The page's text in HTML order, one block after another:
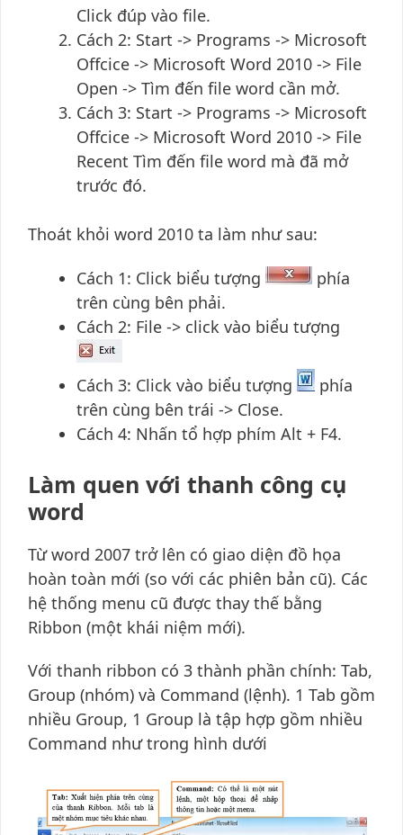
Click đúp vào file.
Cách 2: Start -> Programs -> Microsoft
Offcice -> Microsoft Word 2010 -> File
Open -> Tìm đến file word cần mở.
Cách 3: Start -> Programs -> Microsoft
Offcice -> Microsoft Word 2010 -> File
Recent Tìm đến file word mà đã mở
trước đó.
Thoát khỏi word 2010 ta làm như sau:
Cách 1: Click biểu tượng
phía
trên cùng bên phải.
Cách 2: File -> click vào biểu tượng
Cách 3: Click vào biểu tượng
phía
trên cùng bên trái -> Close.
Cách 4: Nhấn tổ hợp phím Alt + F4.
Làm quen với thanh công cụ
word
Từ word 2007 trở lên có giao diện đồ họa
hoàn toàn mới (so với các phiên bản cũ). Các
hệ thống menu cũ được thay thế bằng
Ribbon (một khái niệm mới).
Với thanh ribbon có 3 thành phần chính: Tab,
Group (nhóm) và Command (lệnh). 1 Tab gồm
nhiều Group, 1 Group là tập hợp gồm nhiều
Command như trong hình dưới